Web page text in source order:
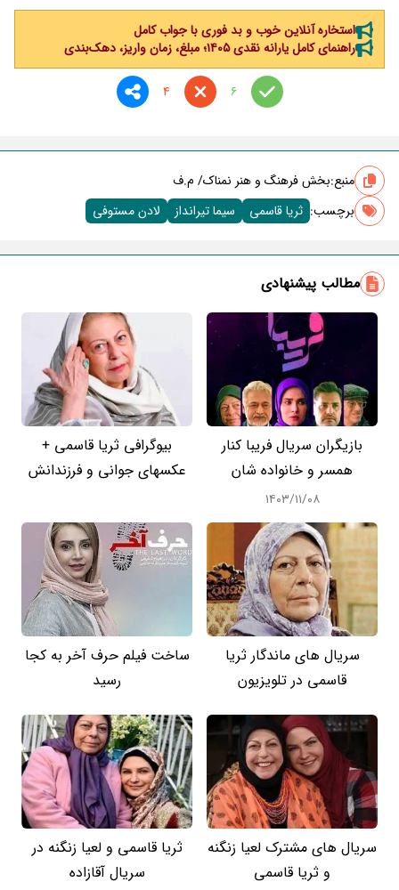
استخاره آنلاین خوب و بد فوری با جواب کامل
راهنمای کامل یارانه نقدی ۱۴۰۵؛ مبلغ، زمان واریز، دهک‌بندی
6
4
منبع:بخش فرهنگ و هنر نمناک/ م.ف
برچسب‌: ثریا قاسمی سیما تیرانداز لادن مستوفی
مطالب پیشنهادی
بازیگران سریال فریبا کنار
همسر و خانواده شان
۱۴۰۳/۱۱/۰۸
بیوگرافی ثریا قاسمی +
عکسهای جوانی و فرزندانش
سریال های ماندگار ثریا
قاسمی در تلویزیون
ساخت فیلم حرف آخر به کجا
رسید
سریال های مشترک لعیا زنگنه
و ثریا قاسمی
ثریا قاسمی و لعیا زنگنه در
سریال آقازاده